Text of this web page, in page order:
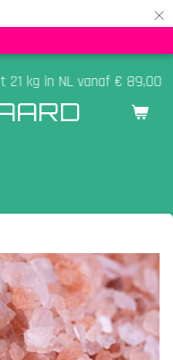
×
21 kg in NL vanaf € 89,00